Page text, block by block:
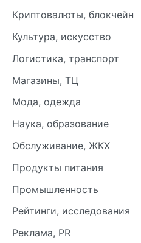
Криптовалюты, блокчейн
Культура, искусство
Логистика, транспорт
Магазины, ТЦ
Мода, одежда
Наука, образование
Обслуживание, ЖКХ
Продукты питания
Промышленность
Рейтинги, исследования
Реклама, PR